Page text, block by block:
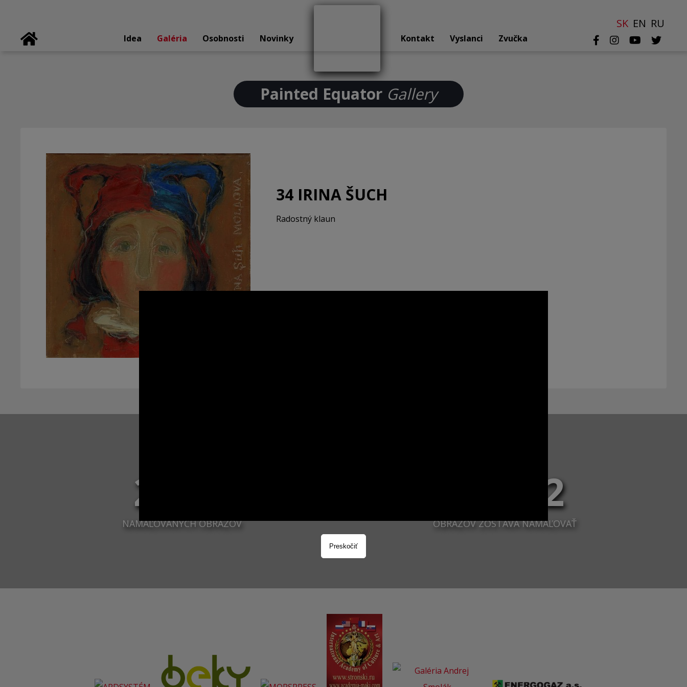
Idea Galéria Osobnosti Novinky
Painted Equator Gallery
Kontakt Vyslanci Zvučka
SK EN RU
34 IRINA ŠUCH
Radostný klaun
2 963
NAMAĽOVANÝCH OBRAZOV
37 112
OBRAZOV ZOSTÁVA NAMAĽOVAŤ
Preskočiť